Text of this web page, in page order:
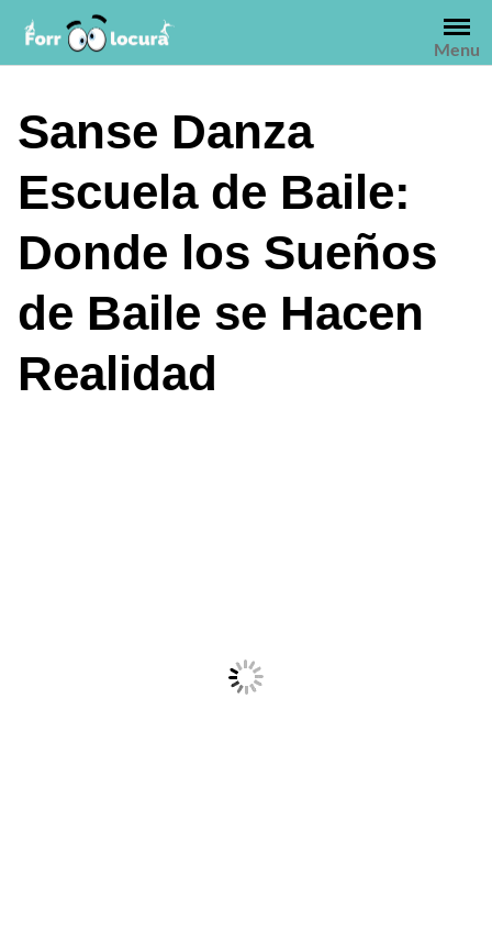
contenido
Menu
Sanse Danza
Escuela de Baile:
Donde los Sueños
de Baile se Hacen
Realidad